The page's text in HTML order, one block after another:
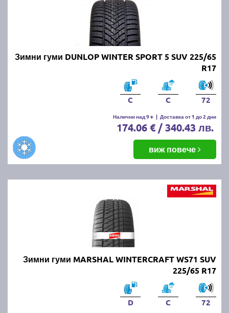
Зимни гуми DUNLOP WINTER SPORT 5 SUV 225/65
R17
C C 72
Налични над 9 + | Доставка от 1 до 2 дни
174.06 € / 340.43 лв.
виж повече
Зимни гуми MARSHAL WINTERCRAFT WS71 SUV
225/65 R17
D C 72